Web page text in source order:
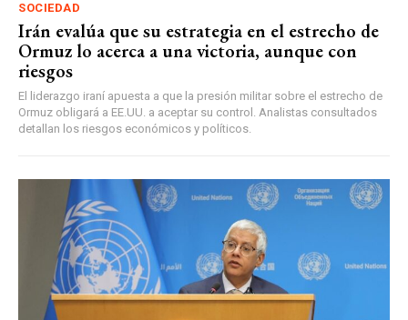
SOCIEDAD
Irán evalúa que su estrategia en el estrecho de
Ormuz lo acerca a una victoria, aunque con
riesgos
El liderazgo iraní apuesta a que la presión militar sobre el estrecho de
Ormuz obligará a EE.UU. a aceptar su control. Analistas consultados
detallan los riesgos económicos y políticos.